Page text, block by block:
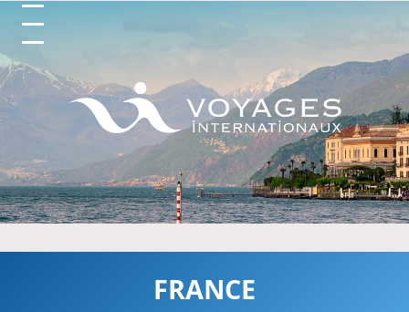
Circuits et Séjours en France,
FRANCE